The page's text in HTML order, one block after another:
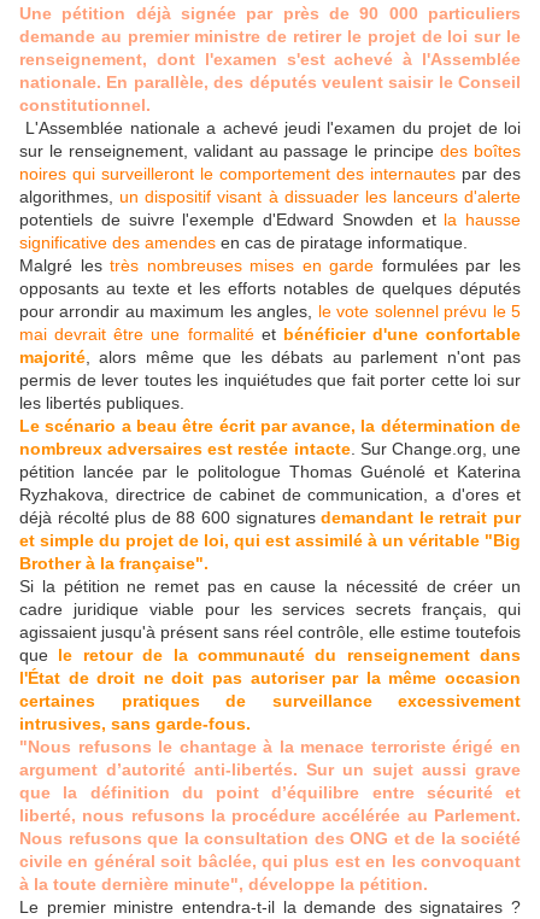
Une pétition déjà signée par près de 90 000 particuliers
demande au premier ministre de retirer le projet de loi sur le
renseignement, dont l'examen s'est achevé à l'Assemblée
nationale. En parallèle, des députés veulent saisir le Conseil
constitutionnel.
L'Assemblée nationale a achevé jeudi l'examen du projet de loi
sur le renseignement, validant au passage le principedes boîtes
noires qui surveilleront le comportement des internautes par des
algorithmes,un dispositif visant à dissuader les lanceurs d'alerte
potentiels de suivre l'exemple d'Edward Snowden et la hausse
significative des amendes en cas de piratage informatique.
Malgré lestrès nombreuses mises en garde formulées par les
opposants au texte et les efforts notables de quelques députés
pour arrondir au maximum les angles, le vote solennel prévu le 5
mai devrait être une formalitéet bénéficier d'une confortable
majorité , alors même que les débats au parlement n'ont pas
permis de lever toutes les inquiétudes que fait porter cette loi sur
les libertés publiques.
Le scénario a beau être écrit par avance, la détermination de
nombreux adversaires est restée intacte. Sur Change.org, une
pétition lancée par le politologue Thomas Guénolé et Katerina
Ryzhakova, directrice de cabinet de communication, a d'ores et
déjà récolté plus de 88 600 signaturesdemandant le retrait pur
et simple du projet de loi, qui est assimilé à un véritable "Big
Brother à la française".
Si la pétition ne remet pas en cause la nécessité de créer un
cadre juridique viable pour les services secrets français, qui
agissaient jusqu'à présent sans réel contrôle, elle estime toutefois
que le retour de la communauté du renseignement dans
l'État de droit ne doit pas autoriser par la même occasion
certaines pratiques de surveillance excessivement
intrusives, sans garde-fous.
"Nous refusons le chantage à la menace terroriste érigé en
argument d’autorité anti-libertés. Sur un sujet aussi grave
que la définition du point d’équilibre entre sécurité et
liberté, nous refusons la procédure accélérée au Parlement.
Nous refusons que la consultation des ONG et de la société
civile en général soit bâclée, qui plus est en les convoquant
à la toute dernière minute", développe la pétition.
Le premier ministre entendra-t-il la demande des signataires ?